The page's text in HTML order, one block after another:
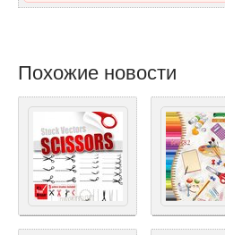
Похожие новости